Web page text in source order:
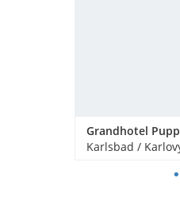
Grandhotel Pupp